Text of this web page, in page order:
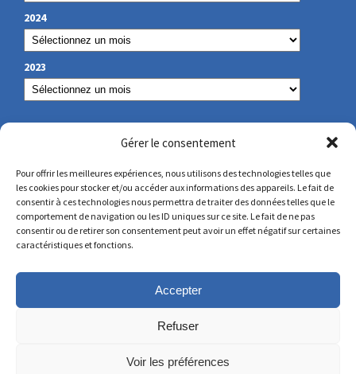
Gérer le consentement
Pour offrir les meilleures expériences, nous utilisons des technologies telles que
les cookies pour stocker et/ou accéder aux informations des appareils. Le fait de
consentir à ces technologies nous permettra de traiter des données telles que le
comportement de navigation ou les ID uniques sur ce site. Le fait de ne pas
consentir ou de retirer son consentement peut avoir un effet négatif sur certaines
caractéristiques et fonctions.
Accepter
Refuser
Voir les préférences
2024
2023
NOS COORDONNÉES
secretariat@lamennais.org
protectionenfance@lamennais.org
© Copyright 2023 – Tous droits réservés – Réalisé